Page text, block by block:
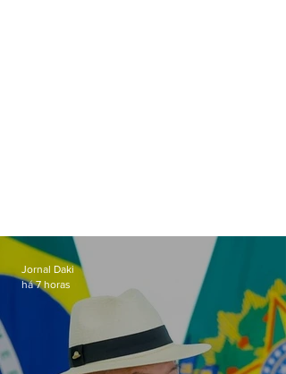
Jornal Daki
há 7 horas